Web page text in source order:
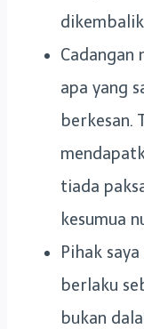
Cadangan
apa yang
berkesan.
tiada
kesumua
Pihak
berlaku
bukan